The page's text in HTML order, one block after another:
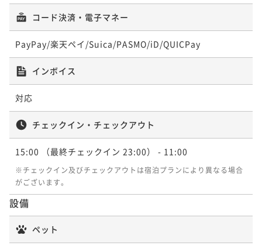
スーペリアシアターキングルーム
25平米 禁煙
ポイント即利用で最大7％OFF
2名 ¥ 15,903 ~
デラックスシアターキングルーム
35平米 禁煙 無料Wi-Fi
ダブル
ポイント即利用で最大7％OFF
2名 ¥ 19,502 ~
コード決済・電子マネー
PayPay/楽天ペイ/Suica/PASMO/iD/QUICPay
インボイス
対応
チェックイン・チェックアウト
15:00 （最終チェックイン 23:00） - 11:00
※チェックイン及びチェックアウトは宿泊プランにより異なる場合
がございます。
設備
ペット